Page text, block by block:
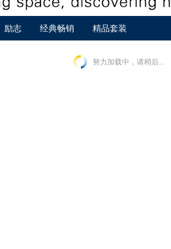
励志 经典畅销 精品套装
努力加载中，请稍后...